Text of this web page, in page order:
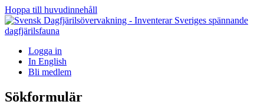
Hoppa till huvudinnehåll
Logga in
In English
Bli medlem
Sökformulär